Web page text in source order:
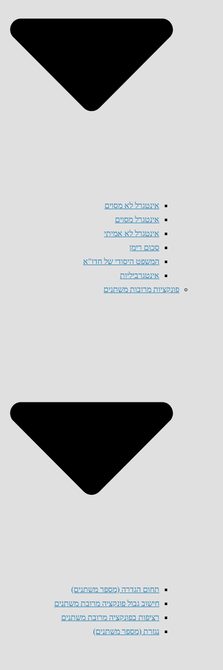
אינטגרל לא מסוים
אינטגרל מסוים
אינטגרל לא אמיתי
סכום רימן
המשפט היסודי של חדו"א
אינטגרביליות
פונקציות מרובות משתנים
תחום הגדרה (מספר משתנים)
חישוב גבול פונקציה מרובת משתנים
רציפות בפונקציה מרובת משתנים
נגזרת (מספר משתנים)